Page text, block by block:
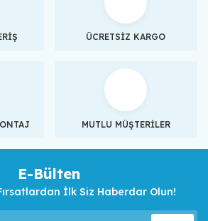
ÜCRETSİZ KARGO
MUTLU MÜŞTERİLER
E-Bülten
İlk Siz Haberdar Olun!